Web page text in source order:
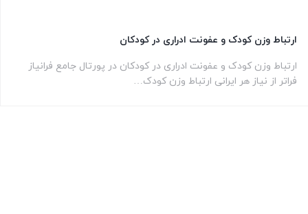
ارتباط وزن کودک و عفونت ادراری در کودکان
ارتباط وزن کودک و عفونت ادراری در کودکان در پورتال جامع فرانیاز
فراتر از نیاز هر ایرانی ارتباط وزن کودک…